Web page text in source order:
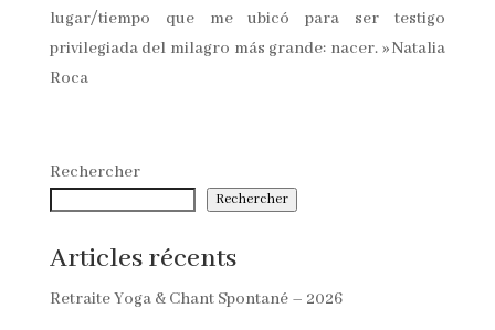
lugar/tiempo que me ubicó para ser testigo
privilegiada del milagro más grande: nacer. » Natalia
Roca
Rechercher
Rechercher
Articles récents
Retraite Yoga & Chant Spontané – 2026